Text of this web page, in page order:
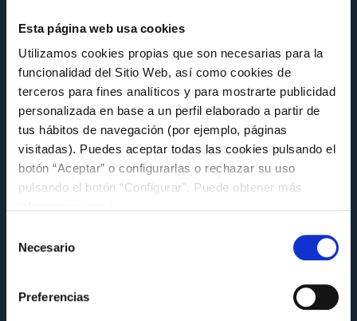
Esta página web usa cookies
Utilizamos cookies propias que son necesarias para la
funcionalidad del Sitio Web, así como cookies de
terceros para fines analíticos y para mostrarte publicidad
personalizada en base a un perfil elaborado a partir de
tus hábitos de navegación (por ejemplo, páginas
visitadas). Puedes aceptar todas las cookies pulsando el
botón “Aceptar” o configurarlas o rechazar su uso
pulsando el botón “Configurar”. Puede obtener más
Necesario
Preferencias
Educación ambiental y deporte se dan la
Viernes 15 de Mayo a las 12:58